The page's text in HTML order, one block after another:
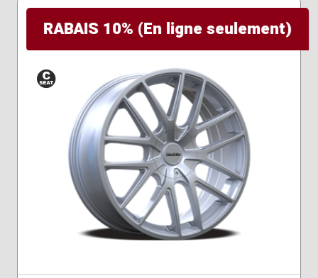
RABAIS 10% (En ligne seulement)
Siège
conique